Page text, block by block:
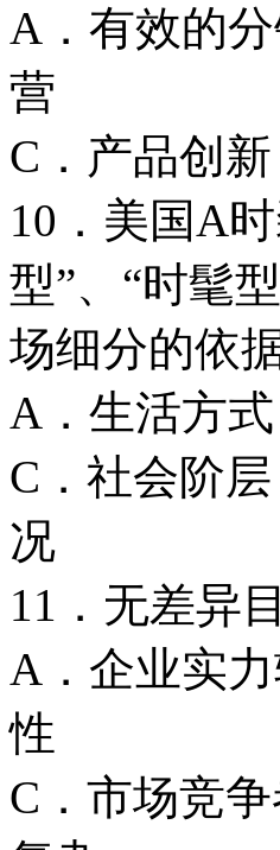
A．有
营
C．
10．美国A
型”、“时髦
场细分的依
A．
C．
况
11．无差异
A．企
性
C．市